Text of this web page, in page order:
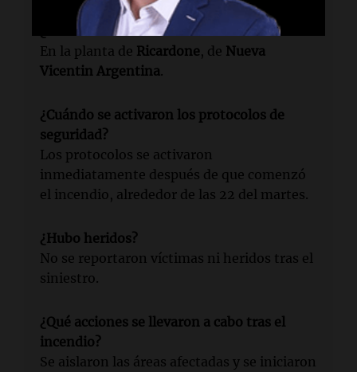
¿Dónde sucedió el incendio?
En la planta de Ricardone, de Nueva
Vicentin Argentina.
¿Cuándo se activaron los protocolos de
seguridad?
Los protocolos se activaron
inmediatamente después de que comenzó
el incendio, alrededor de las 22 del martes.
¿Hubo heridos?
No se reportaron víctimas ni heridos tras el
siniestro.
¿Qué acciones se llevaron a cabo tras el
incendio?
Se aislaron las áreas afectadas y se iniciaron